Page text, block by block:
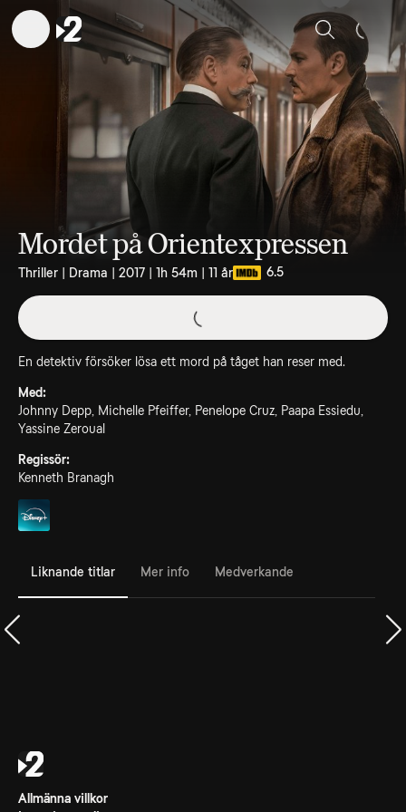
Sök
Mordet på Orientexpressen
Thriller | Drama | 2017 | 1h 54m | 11 år 6.5
En detektiv försöker lösa ett mord på tåget han reser med.
Med:
Johnny Depp, Michelle Pfeiffer, Penelope Cruz, Paapa Essiedu,
Yassine Zeroual
Regissör:
Kenneth Branagh
Liknande titlar Mer info Medverkande
Allmänna villkor